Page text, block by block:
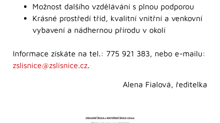
Možnost dalšího vzdělávání s plnou podporou
Krásné prostředí tříd, kvalitní vnitřní a venkovní
vybavení a nádhernou přírodu v okolí
Informace získáte na tel.: 775 921 383, nebo e-mailu:
zslisnice@zslisnice.cz.
Alena Fialová, ředitelka